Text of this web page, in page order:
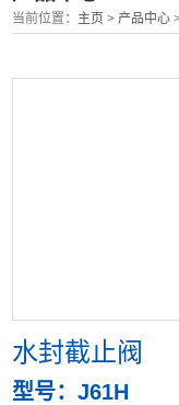
当前位置： 主页 > 产品中心
水封截止阀
型号：J61H